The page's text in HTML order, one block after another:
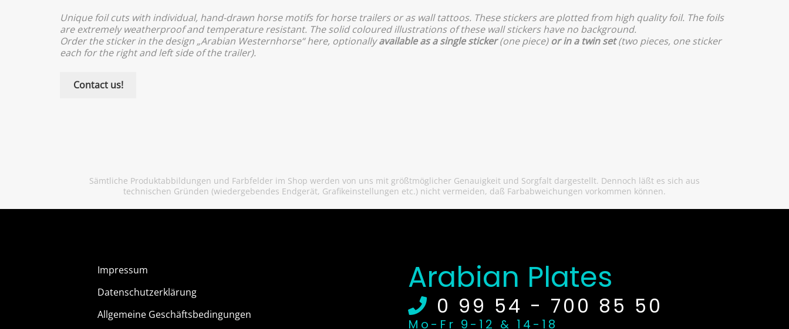
Unique foil cuts with individual, hand-drawn horse motifs for horse trailers or as wall tattoos. These stickers are plotted from high quality foil. The foils
are extremely weatherproof and temperature resistant. The solid coloured illustrations of these wall stickers have no background.
Order the sticker in the design „Arabian Westernhorse“ here, optionallyavailable as a single sticker(one piece) or in a twin set(two pieces, one sticker
each for the right and left side of the trailer).
Contact us!
Sämtliche Produktabbildungen und Farbfelder im Shop werden von uns mit größtmöglicher Genauigkeit und Sorgfalt dargestellt. Dennoch läßt es sich aus
technischen Gründen (wiedergebendes Endgerät, Grafikeinstellungen etc.) nicht vermeiden, daß Farbabweichungen vorkommen können.
Impressum
Datenschutzerklärung
Allgemeine Geschäftsbedingungen
Arabian Plates
0 99 54 - 700 85 50
Mo-Fr 9-12 & 14-18